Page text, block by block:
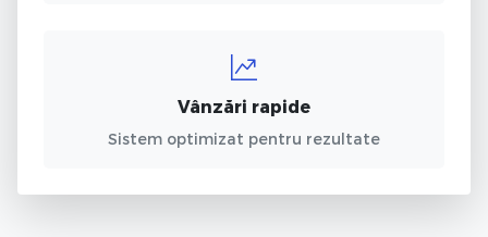
Vânzări rapide
Sistem optimizat pentru rezultate